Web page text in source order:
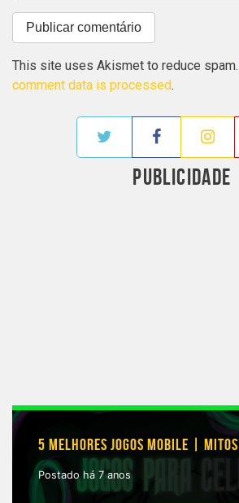
This site uses Akismet to reduce spam.
comment data is processed.
PUBLICIDADE
5 MELHORES JOGOS MOBILE |
Postado há 7 anos